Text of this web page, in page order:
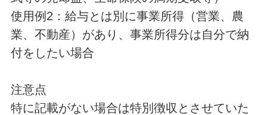
使用例2：給与とは別に事業所得（営業、農
業、不動産）があり、事業所得分は自分で納
付をしたい場合
注意点
特に記載がない場合は特別徴収とさせていた